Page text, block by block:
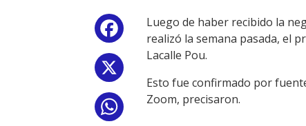
Facebook
WhatsApp
Luego de haber recibido la
realizó la semana pasada, el
Lacalle Pou.
Esto fue confirmado por
Zoom, precisaron.